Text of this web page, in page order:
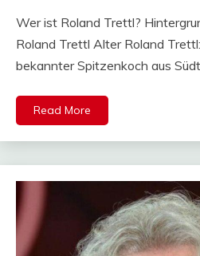
Wer ist Roland Trettl?
Roland Trettl Alter Roland
bekannter Spitzenkoch aus
Read More